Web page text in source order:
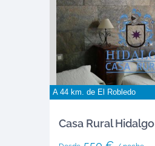
A 44 km. de El Robledo
Casa Rural Hidalgo